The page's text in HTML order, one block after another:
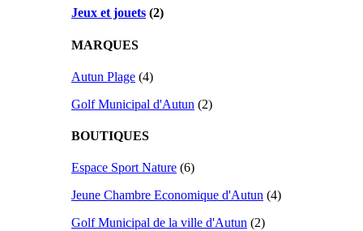
Jeux et jouets (2)
MARQUES
Autun Plage (4)
Golf Municipal d'Autun (2)
BOUTIQUES
Espace Sport Nature (6)
Jeune Chambre Economique d'Autun (4)
Golf Municipal de la ville d'Autun (2)